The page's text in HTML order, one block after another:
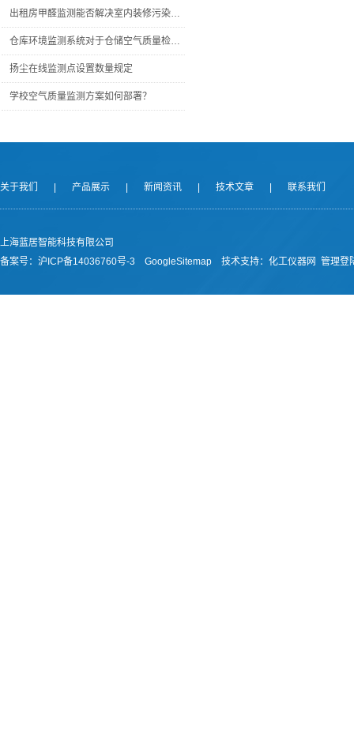
出租房甲醛监测能否解决室内装修污染问题？
仓库环境监测系统对于仓储空气质量检测的重要作用是什么？
扬尘在线监测点设置数量规定
学校空气质量监测方案如何部署？
关于我们 产品展示 新闻资讯 技术文章 联系我们
上海蓝居智能科技有限公司
备案号： 沪ICP备14036760号-3 GoogleSitemap 技术支持： 化工仪器网 管理登